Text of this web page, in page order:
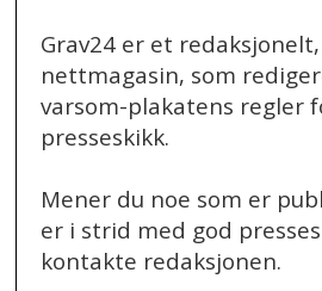
Grav24 er et
nettmagasin, som
varsom-plakatens regler
presseskikk.
Mener du noe som er
er i strid med god
kontakte redaksjonen.